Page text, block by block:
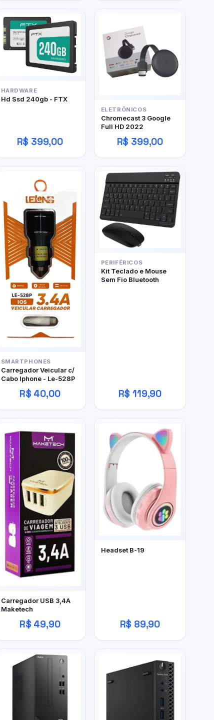
HARDWARE
Hd Ssd 240gb - FTX
R$ 399,00
ELETRÔNICOS
Chromecast 3 Google
Full HD 2022
R$ 399,00
SMARTPHONES
Carregador Veicular c/
Cabo Iphone - Le-528P
R$ 40,00
PERIFÉRICOS
Kit Teclado e Mouse
Sem Fio Bluetooth
R$ 119,90
Carregador USB 3,4A
Maketech
R$ 49,90
Headset B-19
R$ 89,90